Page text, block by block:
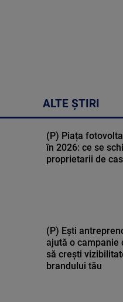
ALTE ȘTIRI
(P) Piața
în 2026: ce se
proprietarii de
(P) Ești
ajută o campanie
să crești
brandului tău